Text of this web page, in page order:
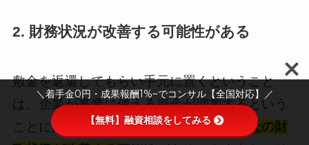
2. 財務状況が改善する可能性がある
敷金を返還してもらい手元に置くということ
は、企業が事業に使える資金が増加するという
ことにほかなりません。これによって
自社の財
＼着手金0円・成果報酬1%~でコンサル【全国対応】／
【無料】融資相談をしてみる